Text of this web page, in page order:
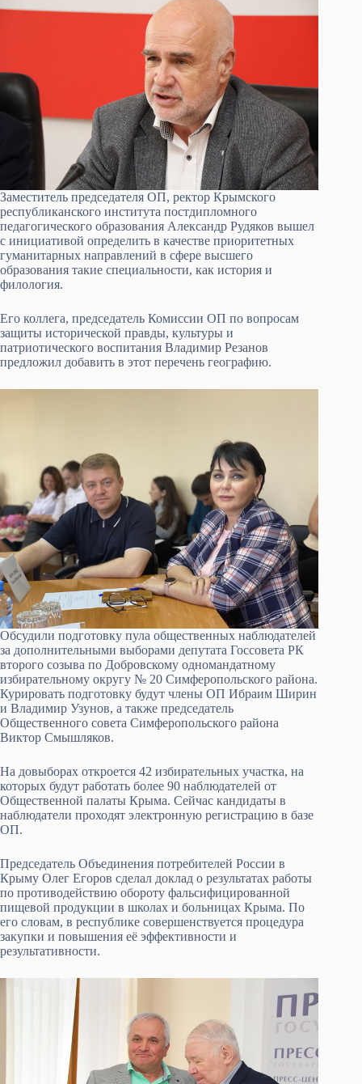
Заместитель председателя ОП, ректор Крымского
республиканского института постдипломного
педагогического образования Александр Рудяков вышел
с инициативой определить в качестве приоритетных
гуманитарных направлений в сфере высшего
образования такие специальности, как история и
филология.
Его коллега, председатель Комиссии ОП по вопросам
защиты исторической правды, культуры и
патриотического воспитания Владимир Резанов
предложил добавить в этот перечень географию.
Обсудили подготовку пула общественных наблюдателей
за дополнительными выборами депутата Госсовета РК
второго созыва по Добровскому одномандатному
избирательному округу № 20 Симферопольского района.
Курировать подготовку будут члены ОП Ибраим Ширин
и Владимир Узунов, а также председатель
Общественного совета Симферопольского района
Виктор Смышляков.
На довыборах откроется 42 избирательных участка, на
которых будут работать более 90 наблюдателей от
Общественной палаты Крыма. Сейчас кандидаты в
наблюдатели проходят электронную регистрацию в базе
ОП.
Председатель Объединения потребителей России в
Крыму Олег Егоров сделал доклад о результатах работы
по противодействию обороту фальсифицированной
пищевой продукции в школах и больницах Крыма. По
его словам, в республике совершенствуется процедура
закупки и повышения её эффективности и
результативности.